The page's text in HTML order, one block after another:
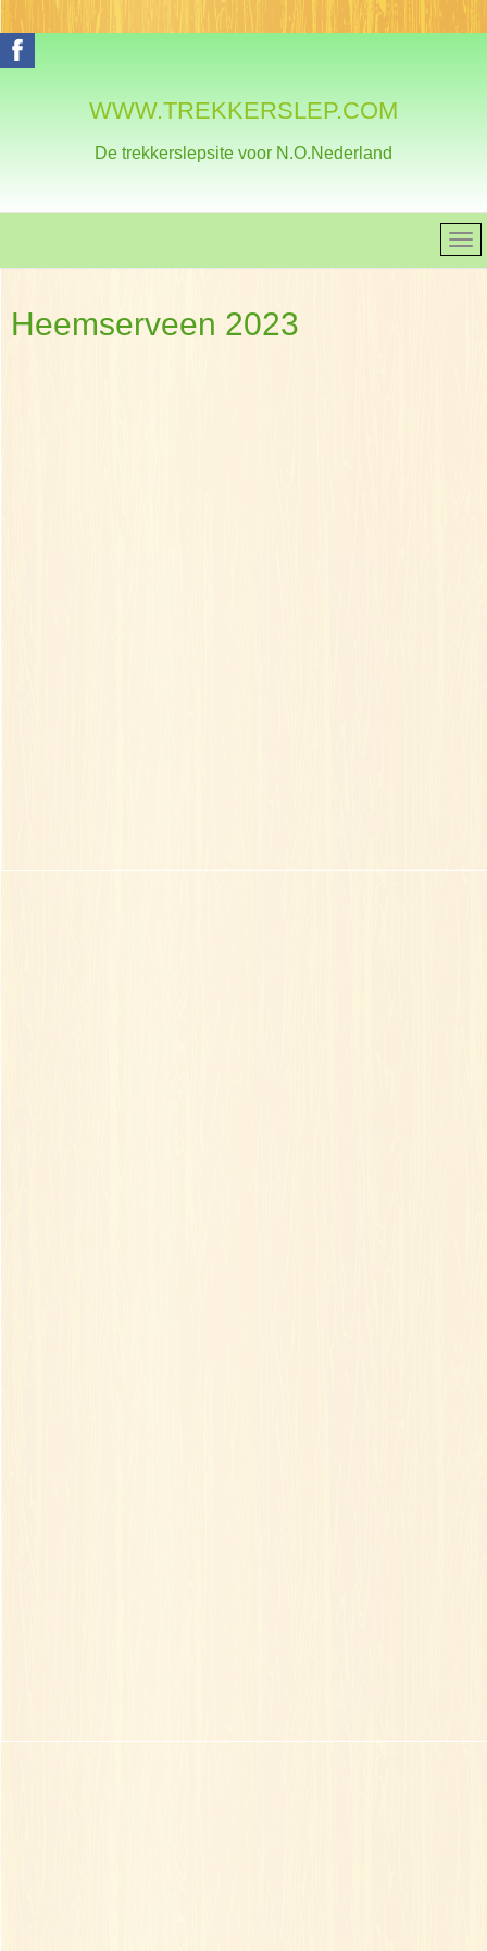
WWW.TREKKERSLEP.COM
De trekkerslepsite voor N.O.Nederland
Heemserveen 2023